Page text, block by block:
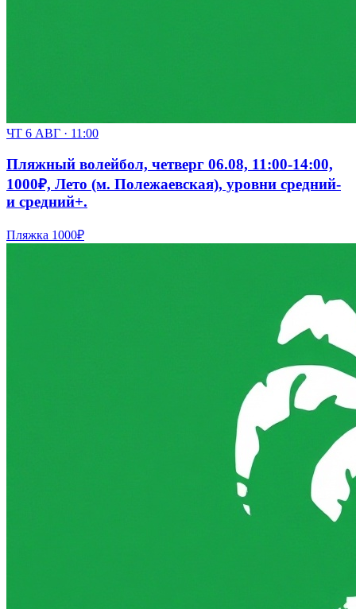
ЧТ 6 АВГ · 11:00
Пляжный волейбол, четверг 06.08, 11:00-14:00,
1000₽, Лето (м. Полежаевская), уровни средний-
и средний+.
Пляжка 1000₽